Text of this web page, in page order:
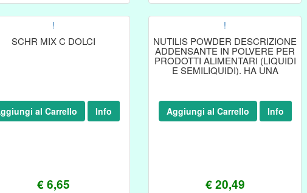
!
SCHR MIX C DOLCI
€ 6,65
al Carrello Info
!
NUTILIS POWDER DESCRIZIONE
ADDENSANTE IN POLVERE PER
PRODOTTI ALIMENTARI (LIQUIDI
E SEMILIQUIDI). HA UNA
€ 20,49
Aggiungi al Carrello Info